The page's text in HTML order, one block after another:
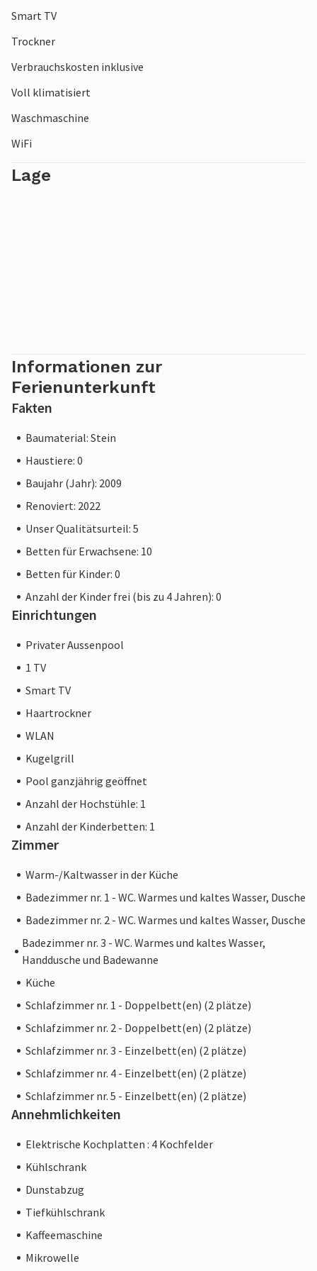
Smart TV
Trockner
Verbrauchskosten inklusive
Voll klimatisiert
Waschmaschine
WiFi
Lage
Informationen zur
Ferienunterkunft
Fakten
Baumaterial: Stein
Haustiere: 0
Baujahr (Jahr): 2009
Renoviert: 2022
Unser Qualitätsurteil: 5
Betten für Erwachsene: 10
Betten für Kinder: 0
Anzahl der Kinder frei (bis zu 4 Jahren): 0
Einrichtungen
Privater Aussenpool
1 TV
Smart TV
Haartrockner
WLAN
Kugelgrill
Pool ganzjährig geöffnet
Anzahl der Hochstühle: 1
Anzahl der Kinderbetten: 1
Zimmer
Warm-/Kaltwasser in der Küche
Badezimmer nr. 1 - WC. Warmes und kaltes Wasser, Dusche
Badezimmer nr. 2 - WC. Warmes und kaltes Wasser, Dusche
Badezimmer nr. 3 - WC. Warmes und kaltes Wasser,
Handdusche und Badewanne
Küche
Schlafzimmer nr. 1 - Doppelbett(en) (2 plätze)
Schlafzimmer nr. 2 - Doppelbett(en) (2 plätze)
Schlafzimmer nr. 3 - Einzelbett(en) (2 plätze)
Schlafzimmer nr. 4 - Einzelbett(en) (2 plätze)
Schlafzimmer nr. 5 - Einzelbett(en) (2 plätze)
Annehmlichkeiten
Elektrische Kochplatten : 4 Kochfelder
Kühlschrank
Dunstabzug
Tiefkühlschrank
Kaffeemaschine
Mikrowelle